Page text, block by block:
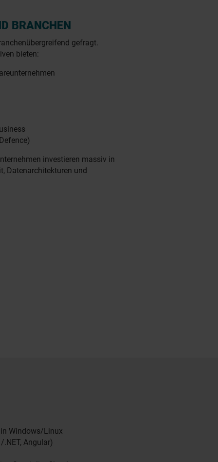
BRANCHEN
gefragt.
bieten:
investieren massiv in
Datenarchitekturen und
Windows/Linux
Angular)